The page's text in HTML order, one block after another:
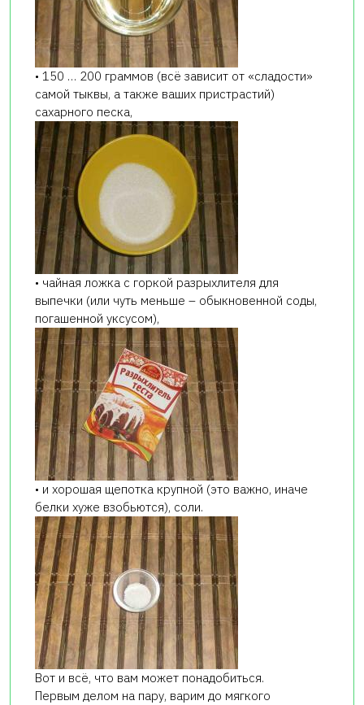
• 150 … 200 граммов (всё зависит от «сладости»
самой тыквы, а также ваших пристрастий)
сахарного песка,
• чайная ложка с горкой разрыхлителя для
выпечки (или чуть меньше – обыкновенной соды,
погашенной уксусом),
• и хорошая щепотка крупной (это важно, иначе
белки хуже взобьются), соли.
Вот и всё, что вам может понадобиться.
Первым делом на пару, варим до мягкого